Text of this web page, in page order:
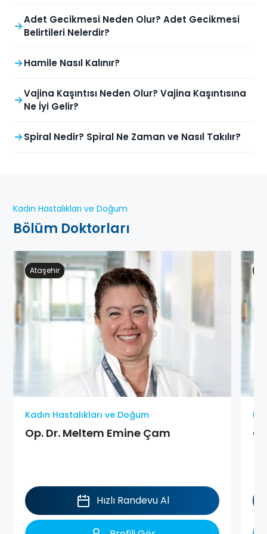
Adet Gecikmesi Neden Olur? Adet Gecikmesi
Belirtileri Nelerdir?
Hamile Nasıl Kalınır?
Vajina Kaşıntısı Neden Olur? Vajina Kaşıntısına
Ne İyi Gelir?
Spiral Nedir? Spiral Ne Zaman ve Nasıl Takılır?
Kadın Hastalıkları ve Doğum
Bölüm Doktorları
Ataşehir
Kadın Hastalıkları ve Doğum
Op. Dr. Meltem Emine Çam
Hızlı Randevu Al